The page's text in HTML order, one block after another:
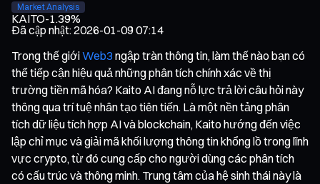
Market Analysis
KAITO-1.39%
Đã cập nhật:2026-01-09 07:14
Trong thế giớiWeb3 ngập tràn thông tin, làm thế nào bạn có
thể tiếp cận hiệu quả những phân tích chính xác về thị
trường tiền mã hóa? Kaito AI đang nỗ lực trả lời câu hỏi này
thông qua trí tuệ nhân tạo tiên tiến. Là một nền tảng phân
tích dữ liệu tích hợp AI và blockchain, Kaito hướng đến việc
lập chỉ mục và giải mã khối lượng thông tin khổng lồ trong lĩnh
vực crypto, từ đó cung cấp cho người dùng các phân tích
có cấu trúc và thông minh. Trung tâm của hệ sinh thái này là